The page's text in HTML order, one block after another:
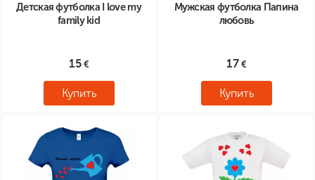
Детская футболка I love my
family kid
15
Купить
Мужская футболка Папина
любовь
17
Купить